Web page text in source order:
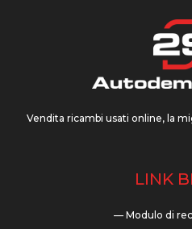
Vendita ricambi usati online, la
LINK
— Modulo di